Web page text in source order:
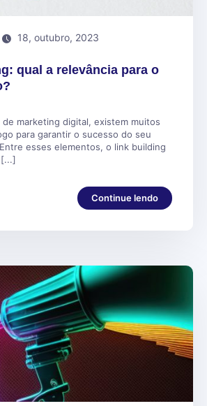
18, outubro, 2023
qual a relevância para o
marketing digital, existem muitos
para garantir o sucesso do seu
esses elementos, o link building
Continue lendo